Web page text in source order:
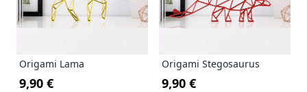
Origami Lama
9,90 €
Origami Stegosaurus
9,90 €